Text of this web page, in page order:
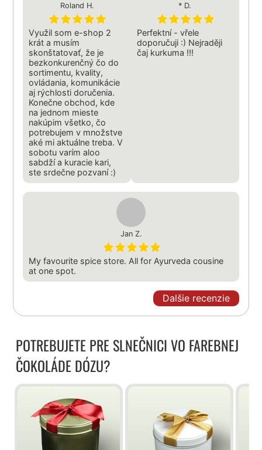
Roland H.
Využil som e-shop 2
krát a musím
skonštatovať, že je
bezkonkurenčný čo do
sortimentu, kvality,
ovládania, komunikácie
aj rýchlosti doručenia.
Konečne obchod, kde
na jednom mieste
nakúpim všetko, čo
potrebujem v množstve
aké mi aktuálne treba. V
sobotu varím aloo
sabdží a kuracie kari,
ste srdečne pozvaní :)
* D.
Perfektní - vřele
doporučuji :) Nejraději
čaj kurkuma !!!
Jan Z.
My favourite spice store. All for Ayurveda cousine
at one spot.
Dalšie recenzie
POTREBUJETE PRE SLNEČNICI VO FAREBNEJ
ČOKOLÁDE DÓZU?